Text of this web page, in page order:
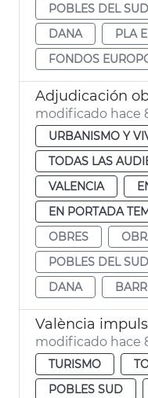
POBLES DEL SUD
DANA
PLA
FONDOS
modificado hace
URBANISMO Y
TODAS LAS
VALENCIA
EN PORTADA
OBRES
POBLES DEL SUD
DANA
modificado hace
TURISMO
POBLES SUD